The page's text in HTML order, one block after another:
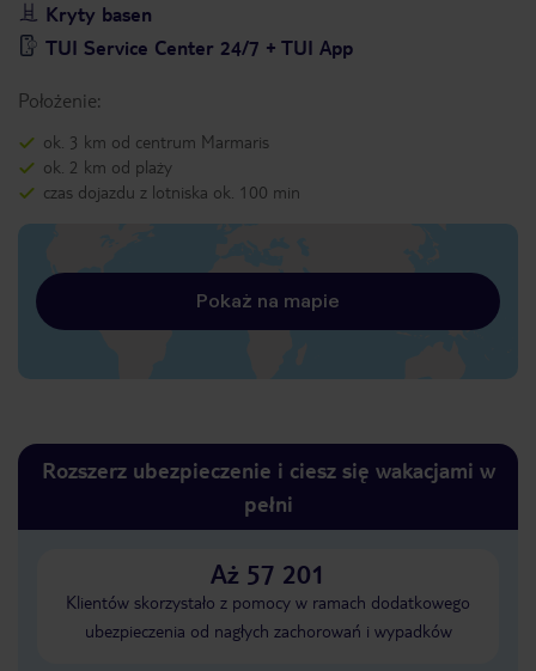
Kryty basen
TUI Service Center 24/7 + TUI App
Położenie:
ok. 3 km od centrum Marmaris
ok. 2 km od plaży
czas dojazdu z lotniska ok. 100 min
Pokaż na mapie
Rozszerz ubezpieczenie i ciesz się wakacjami w
pełni
Aż 57 201
Klientów skorzystało z pomocy w ramach dodatkowego
ubezpieczenia od nagłych zachorowań i wypadków